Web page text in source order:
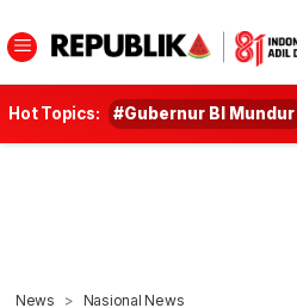
Hot Topics: #Gubernur BI Mundur
News Nasional News